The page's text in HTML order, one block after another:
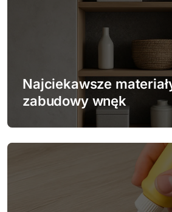
i
Najciekawsze
zabudowy wnęk